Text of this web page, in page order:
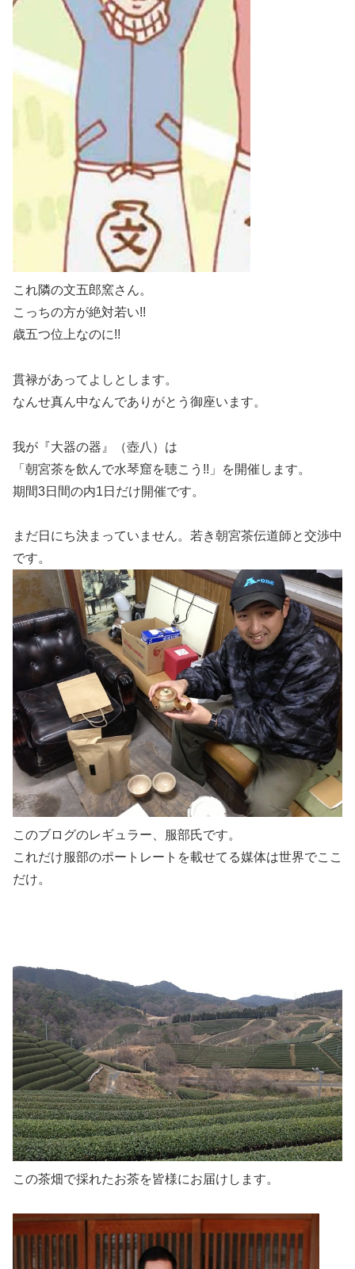
これ隣の文五郎窯さん。
こっちの方が絶対若い!!
歳五つ位上なのに!!
貫禄があってよしとします。
なんせ真ん中なんでありがとう御座います。
我が『大器の器』（壺八）は
「朝宮茶を飲んで水琴窟を聴こう!!」を開催します。
期間3日間の内1日だけ開催です。
まだ日にち決まっていません。若き朝宮茶伝道師と交渉中
です。
このブログのレギュラー、服部氏です。
これだけ服部のポートレートを載せてる媒体は世界でここ
だけ。
この茶畑で採れたお茶を皆様にお届けします。